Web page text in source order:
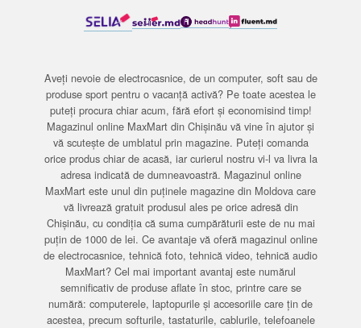
Aveți nevoie de electrocasnice, de un computer, soft sau de
produse sport pentru o vacanță activă? Pe toate acestea le
puteți procura chiar acum, fără efort și economisind timp!
Magazinul online MaxMart din Chișinău vă vine în ajutor și
vă scutește de umblatul prin magazine. Puteți comanda
orice produs chiar de acasă, iar curierul nostru vi-l va livra la
adresa indicată de dumneavoastră. Magazinul online
MaxMart este unul din puținele magazine din Moldova care
vă livrează gratuit produsul ales pe orice adresă din
Chișinău, cu condiția că suma cumpărăturii este de nu mai
puțin de 1000 de lei. Ce avantaje vă oferă magazinul online
de electrocasnice, tehnică foto, tehnică video, tehnică audio
MaxMart? Cel mai important avantaj este numărul
semnificativ de produse aflate în stoc, printre care se
numără: computerele, laptopurile și accesoriile care țin de
acestea, precum softurile, tastaturile, cablurile, telefoanele